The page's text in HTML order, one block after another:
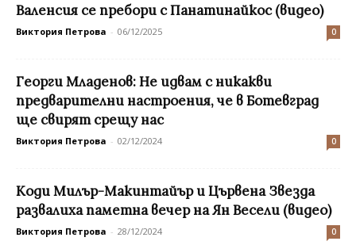
Валенсия се пребори с Панатинайкос (видео)
Виктория Петрова - 06/12/2025 0
Георги Младенов: Не идвам с никакви
предварителни настроения, че в Ботевград
ще свирят срещу нас
Виктория Петрова - 02/12/2024 0
Коди Милър-Макинтайър и Цървена Звезда
развалиха паметна вечер на Ян Весели (видео)
Виктория Петрова - 28/12/2024 0